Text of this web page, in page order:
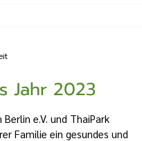
Jahr 2023
e.V. und ThaiPark
Familie ein gesundes und